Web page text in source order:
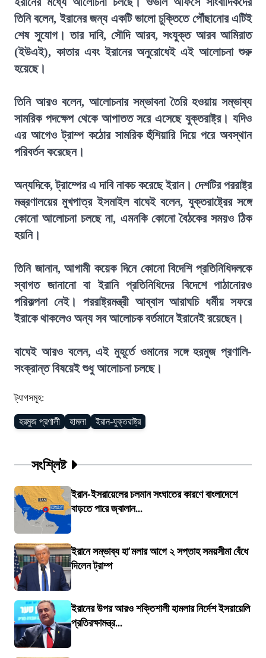
তিনি বলেন, ইরানের জন্য একটি ভালো চুক্তিতে পৌঁছানোর এটিই
শেষ সুযোগ। তার দাবি, সৌদি আরব, সংযুক্ত আরব আমিরাত
(ইউএই), কাতার এবং ইরানের অনুরোধেই এই আলোচনা শুরু
হয়েছে।
তিনি আরও বলেন, আলোচনার সম্ভাবনা তৈরি হওয়ায় সম্ভাব্য
সামরিক পদক্ষেপ থেকে আপাতত সরে এসেছে যুক্তরাষ্ট্র। যদিও
এর আগেও ট্রাম্প কঠোর সামরিক হুঁশিয়ারি দিয়ে পরে অবস্থান
পরিবর্তন করেছেন।
অন্যদিকে, ট্রাম্পের এ দাবি নাকচ করেছে ইরান। দেশটির পররাষ্ট্র
মন্ত্রণালয়ের মুখপাত্র ইসমাইল বাঘেই বলেন, যুক্তরাষ্ট্রের সঙ্গে
কোনো আলোচনা চলছে না, এমনকি কোনো বৈঠকের সময়ও ঠিক
হয়নি।
তিনি জানান, আগামী কয়েক দিনে কোনো বিদেশি প্রতিনিধিদলকে
স্বাগত জানানো বা ইরানি প্রতিনিধিদের বিদেশে পাঠানোরও
পরিকল্পনা নেই। পররাষ্ট্রমন্ত্রী আব্বাস আরাঘচি ধর্মীয় সফরে
ইরাকে থাকলেও অন্য সব আলোচক বর্তমানে ইরানেই রয়েছেন।
বাঘেই আরও বলেন, এই মুহূর্তে ওমানের সঙ্গে হরমুজ প্রণালি-
সংক্রান্ত বিষয়েই শুধু আলোচনা চলছে।
ট্যাগসমূহ:
হরমুজ প্রণালী হামলা ইরান-যুক্তরাষ্ট্র
সংশ্লিষ্ট
ইরান-ইসরায়েলের চলমান সংঘাতের কারণে বাংলাদেশে
বাড়তে পারে জ্বালান...
ইরানে সম্ভাব্য হা'মলার আগে ২ সপ্তাহ সময়সীমা বেঁধে
দিলেন ট্রাম্প
ইরানের উপর আরও শক্তিশালী হামলার নির্দেশ ইসরায়েলি
প্রতিরক্ষামন্ত্র...